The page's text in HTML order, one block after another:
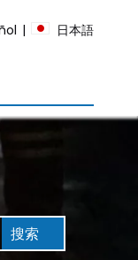
| 日本語
搜索